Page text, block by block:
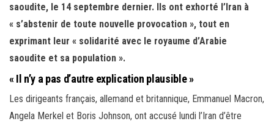
saoudite, le 14 septembre dernier. Ils ont exhorté l’Iran à
« s’abstenir de toute nouvelle provocation », tout en
exprimant leur « solidarité avec le royaume d’Arabie
saoudite et sa population ».
« Il n’y a pas d’autre explication plausible »
Les dirigeants français, allemand et britannique, Emmanuel Macron,
Angela Merkel et Boris Johnson, ont accusé lundi l’Iran d’être